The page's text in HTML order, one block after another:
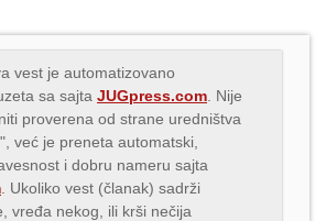
vest je automatizovano
sa sajta JUGpress.com . Nije
proverena od strane uredništva
već je preneta automatski,
i dobru nameru sajta
. Ukoliko vest (članak) sadrži
vređa nekog, ili krši nečija